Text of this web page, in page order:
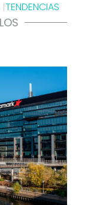
TENDENCIAS